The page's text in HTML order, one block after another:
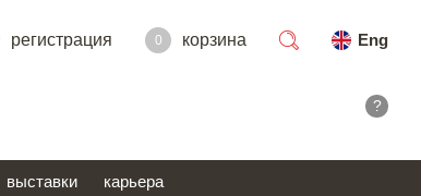
регистрация 0 корзина
Eng
?
выставки карьера